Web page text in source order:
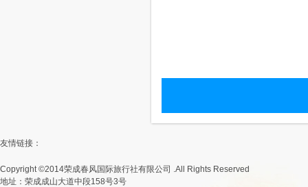
友情链接：
Copyright ©2014荣成春风国际旅行社有限公司 .All Rights Reserved
地址：荣成成山大道中段158号3号